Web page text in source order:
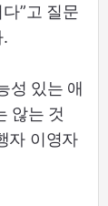
”고 질문
성 있는 애
않는 것
자 이영자